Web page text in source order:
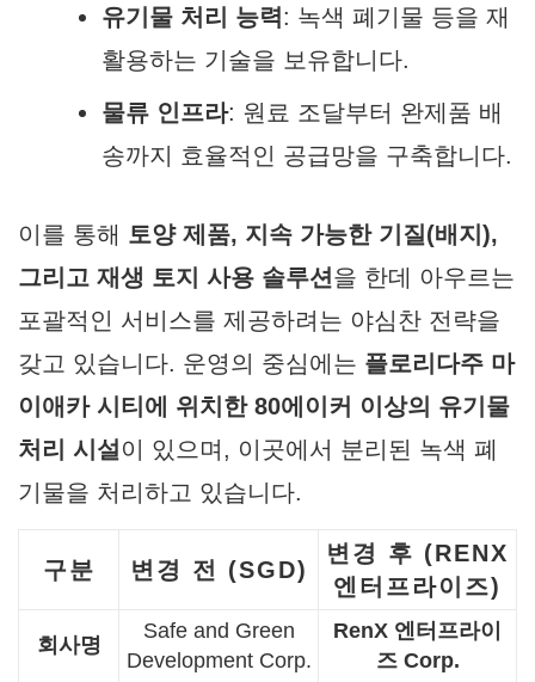
유기물 처리 능력: 녹색 폐기물 등을 재
활용하는 기술을 보유합니다.
물류 인프라: 원료 조달부터 완제품 배
송까지 효율적인 공급망을 구축합니다.
이를 통해 토양 제품, 지속 가능한 기질(배지),
그리고 재생 토지 사용 솔루션을 한데 아우르는
포괄적인 서비스를 제공하려는 야심찬 전략을
갖고 있습니다. 운영의 중심에는 플로리다주 마
이애카 시티에 위치한 80에이커 이상의 유기물
처리 시설이 있으며, 이곳에서 분리된 녹색 폐
기물을 처리하고 있습니다.
구분 변경 전 (SGD)
변경 후 (RENX
엔터프라이즈)
회사명
Safe and Green
Development Corp.
RenX 엔터프라이
즈 Corp.